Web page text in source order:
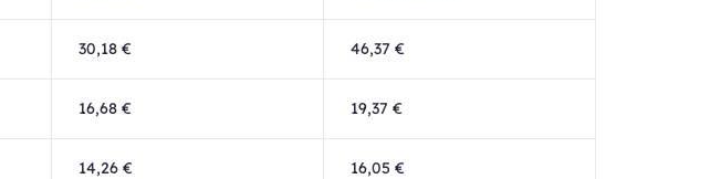
30,18 € 46,37 €
16,68 € 19,37 €
14,26 € 16,05 €